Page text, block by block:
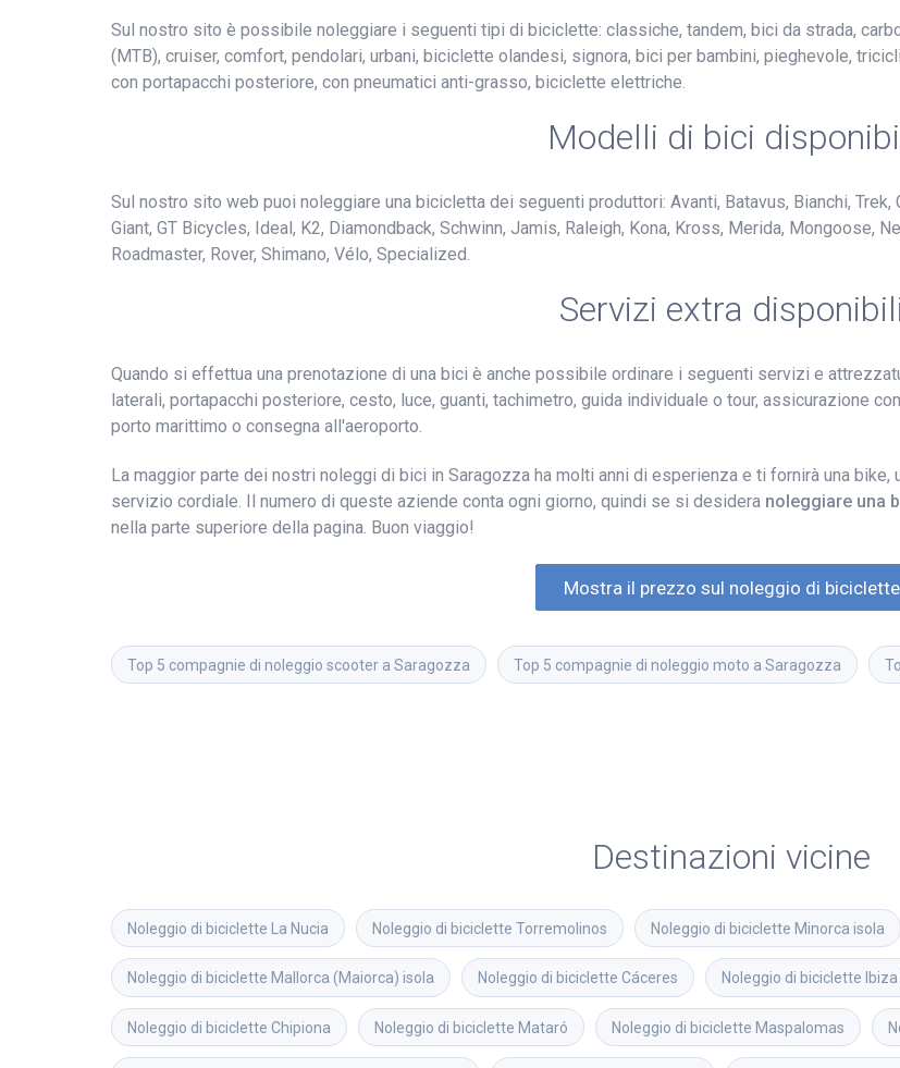
Sul nostro sito è possibile noleggiare i seguenti tipi di biciclette: classiche, tandem, bici da strada,
(MTB), cruiser, comfort, pendolari, urbani, biciclette olandesi, signora, bici per bambini, pieghevole,
con portapacchi posteriore, con pneumatici anti-grasso, biciclette elettriche.
Modelli di bici
Sul nostro sito web puoi noleggiare una bicicletta dei seguenti produttori: Avanti, Batavus, Bianchi, Trek,
Giant, GT Bicycles, Ideal, K2, Diamondback, Schwinn, Jamis, Raleigh, Kona, Kross, Merida, Mongoose,
Roadmaster, Rover, Shimano, Vélo, Specialized.
Servizi extra
Quando si effettua una prenotazione di una bici è anche possibile ordinare i seguenti servizi e
laterali, portapacchi posteriore, cesto, luce, guanti, tachimetro, guida individuale o tour, assicurazione
porto marittimo o consegna all'aeroporto.
La maggior parte dei nostri noleggi di bici in Saragozza ha molti anni di esperienza e ti fornirà una bike,
servizio cordiale. Il numero di queste aziende conta ogni giorno, quindi se si desidera noleggiare una
nella parte superiore della pagina. Buon viaggio!
Mostra il prezzo sul noleggio di biciclette
Top 5 compagnie di noleggio scooter a Saragozza Top 5 compagnie di noleggio moto a Saragozza
Destinazioni vicine
Noleggio di biciclette La Nucia Noleggio di biciclette Torremolinos Noleggio di biciclette Minorca isola
Noleggio di biciclette Mallorca (Maiorca) isola Noleggio di biciclette Cáceres Noleggio di biciclette
Noleggio di biciclette Chipiona Noleggio di biciclette Mataró Noleggio di biciclette Maspalomas